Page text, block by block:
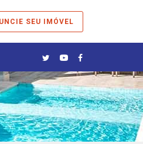
SEU IMÓVEL